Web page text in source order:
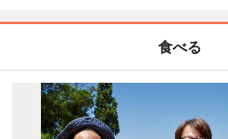
食べる